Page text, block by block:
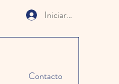
Iniciar sesión
Contacto